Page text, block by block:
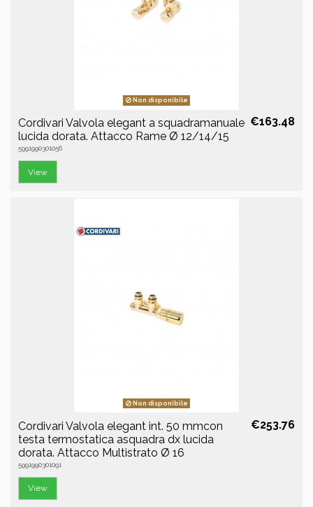
Non disponibile
Cordivari Valvola elegant a squadramanuale
lucida dorata. Attacco Rame Ø 12/14/15
5991990301056
€163.48
View
Non disponibile
Cordivari Valvola elegant int. 50 mmcon
testa termostatica asquadra dx lucida
dorata. Attacco Multistrato Ø 16
5991990301091
€253.76
View